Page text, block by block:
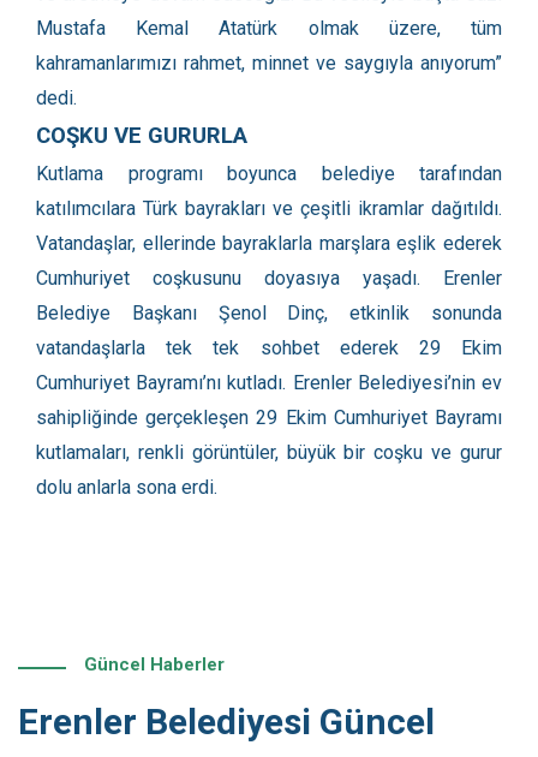
Mustafa Kemal Atatürk olmak üzere, tüm
kahramanlarımızı rahmet, minnet ve saygıyla anıyorum”
dedi.
COŞKU VE GURURLA
Kutlama programı boyunca belediye tarafından
katılımcılara Türk bayrakları ve çeşitli ikramlar dağıtıldı.
Vatandaşlar, ellerinde bayraklarla marşlara eşlik ederek
Cumhuriyet coşkusunu doyasıya yaşadı. Erenler
Belediye Başkanı Şenol Dinç, etkinlik sonunda
vatandaşlarla tek tek sohbet ederek 29 Ekim
Cumhuriyet Bayramı’nı kutladı. Erenler Belediyesi’nin ev
sahipliğinde gerçekleşen 29 Ekim Cumhuriyet Bayramı
kutlamaları, renkli görüntüler, büyük bir coşku ve gurur
dolu anlarla sona erdi.
Güncel Haberler
Erenler Belediyesi Güncel